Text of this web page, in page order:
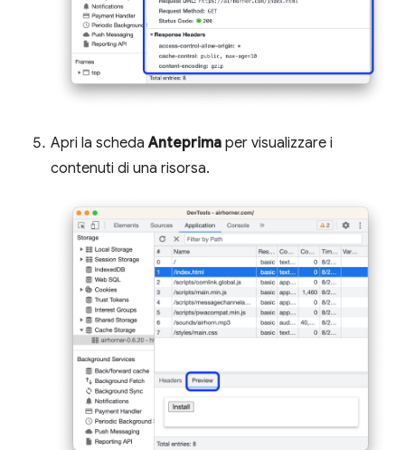
Apri la schedaAnteprima per visualizzare i
contenuti di una risorsa.